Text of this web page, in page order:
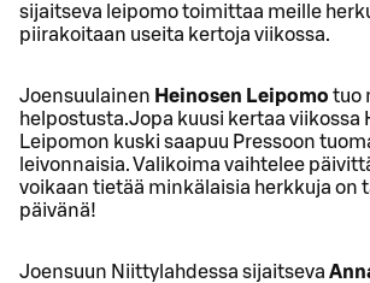
sijaitseva leipomo toimittaa meille
piirakoitaan useita kertoja viikossa.
Joensuulainen Heinosen Leipomo tuo
helpostusta.Jopa kuusi kertaa viikossa
Leipomon kuski saapuu Pressoon
leivonnaisia. Valikoima vaihtelee
voikaan tietää minkälaisia herkkuja on
päivänä!
Joensuun Niittylahdessa sijaitseva